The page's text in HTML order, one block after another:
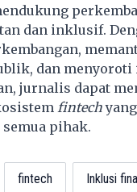
dan inklusif.
dan menyoroti
jurnalis dapat
fintech
pihak.
fintech Inklusi